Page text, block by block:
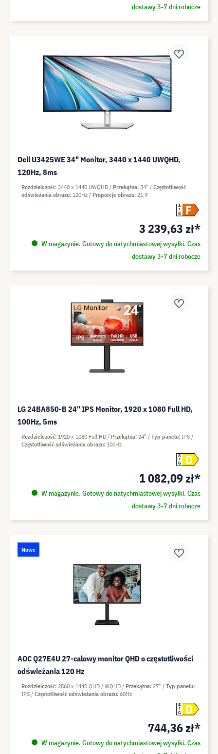
dostawy 3-7 dni robocze
Dell U3425WE 34" Monitor, 3440 x 1440 UWQHD,
120Hz, 8ms
A
G
F
3 239,63 zł*
W magazynie. Gotowy do natychmiastowej wysyłki. Czas
dostawy 3-7 dni robocze
Rozdzielczość 3440 x 1440 UWQHD Przekątna 34"
Częstotliwość
odświeżania obrazu 120Hz Proporcje obrazu 21:9
LG 24BA850-B 24" IPS Monitor, 1920 x 1080 Full HD,
100Hz, 5ms
A
G
D
1 082,09 zł*
W magazynie. Gotowy do natychmiastowej wysyłki. Czas
dostawy 3-7 dni robocze
Rozdzielczość 1920 x 1080 Full HD Przekątna 24" Typ panelu IPS
Częstotliwość odświeżania obrazu 100Hz
Nowe
AOC Q27E4U 27-calowy monitor QHD o częstotliwości
odświeżania 120 Hz
A
G
D
744,36 zł*
W magazynie. Gotowy do natychmiastowej wysyłki. Czas
Rozdzielczość 2560 x 1440 QHD / WQHD Przekątna 27"
Typ panelu
IPS
Częstotliwość odświeżania obrazu 60Hz